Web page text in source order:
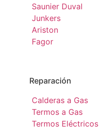
Saunier Duval
Junkers
Ariston
Fagor
Reparación
Calderas a Gas
Termos a Gas
Termos Eléctricos